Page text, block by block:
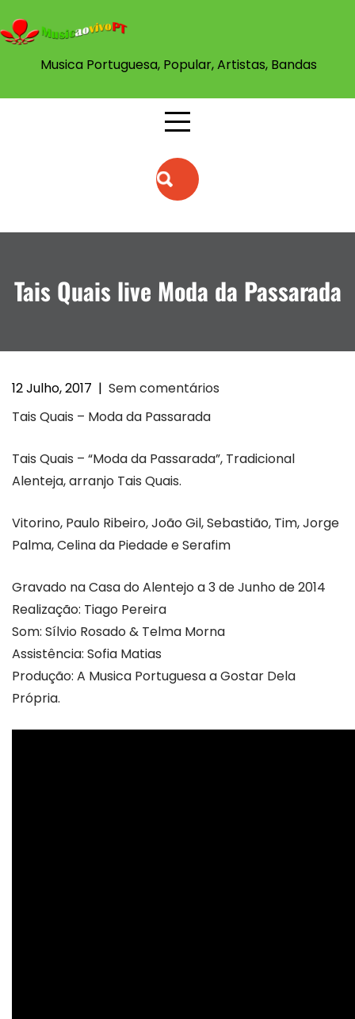
Musica Portuguesa, Popular, Artistas, Bandas
Tais Quais live Moda da Passarada
12 Julho, 2017 | Sem comentários
Tais Quais – Moda da Passarada
Tais Quais – “Moda da Passarada”, Tradicional
Alenteja, arranjo Tais Quais.
Vitorino, Paulo Ribeiro, João Gil, Sebastião, Tim, Jorge
Palma, Celina da Piedade e Serafim
Gravado na Casa do Alentejo a 3 de Junho de 2014
Realização: Tiago Pereira
Som: Sílvio Rosado & Telma Morna
Assistência: Sofia Matias
Produção: A Musica Portuguesa a Gostar Dela
Própria.